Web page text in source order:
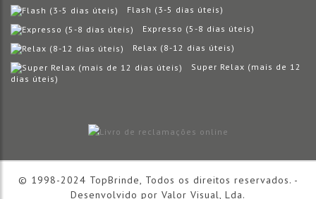
Flash (3-5 dias úteis)
Expresso (5-8 dias úteis)
Relax (8-12 dias úteis)
Super Relax (mais de 12
dias úteis)
© 1998-2024 TopBrinde, Todos os direitos reservados. -
Desenvolvido por Valor Visual, Lda.